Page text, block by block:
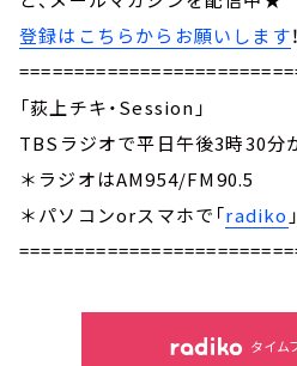
登録はこちらからお願いします！
「荻上チキ・Session」
TBSラジオで平日午後3時30分
＊ラジオはAM954/FM90.5
＊パソコンorスマホで「radiko
タイム